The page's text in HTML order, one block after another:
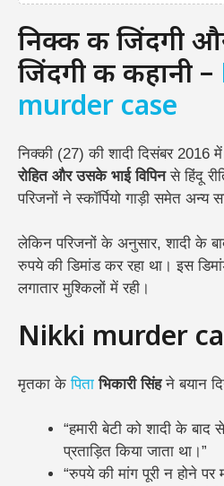
निक्की की जिंदगी
जिंदगी की कहानी –
murder case
निक्की (27) की शादी दिसंबर 2016
रोहित और उसके भाई विपिनसे हिंदू
परिजनों ने स्कॉर्पियो गाड़ी समेत अन्य
लेकिन परिजनों के अनुसार, शादी के
रुपये की डिमांड कर रहा था। इस
लगातार मुश्किलों में रही।
Nikki murder
मृतका केपिता भिकारी सिंहने बयान
“हमारी बेटी को शादी के
प्रताड़ित किया जाता था।”
“रुपये की मांग पूरी न होने पर